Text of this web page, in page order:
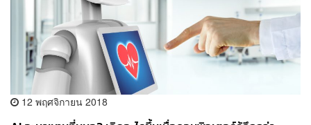
12 พฤศจิกายน 2018